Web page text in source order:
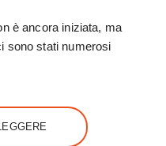
è ancora iniziata, ma
sono stati numerosi